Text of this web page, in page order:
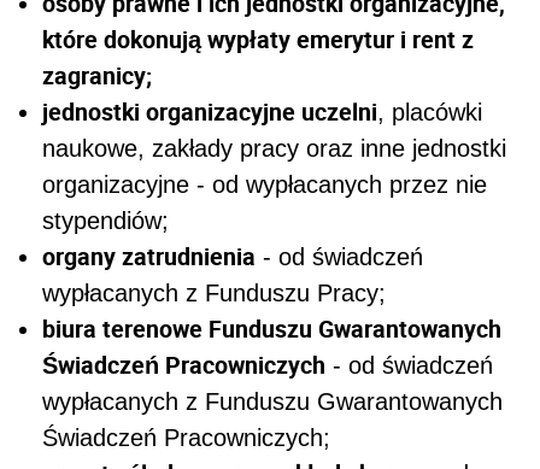
które dokonują wypłaty emerytur i rent z
zagranicy;
jednostki organizacyjne uczelni, placówki
naukowe, zakłady pracy oraz inne jednostki
organizacyjne - od wypłacanych przez nie
stypendiów;
organy zatrudnienia - od świadczeń
wypłacanych z Funduszu Pracy;
biura terenowe Funduszu Gwarantowanych
Świadczeń Pracowniczych - od świadczeń
wypłacanych z Funduszu Gwarantowanych
Świadczeń Pracowniczych;